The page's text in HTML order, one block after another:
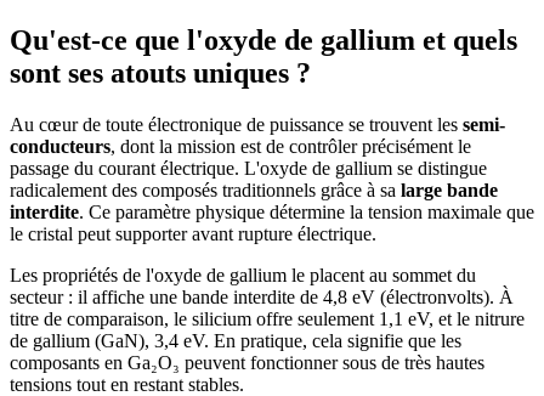
Qu'est-ce que l'oxyde de gallium et quels
sont ses atouts uniques ?
Au cœur de toute électronique de puissance se trouvent les semi-
conducteurs, dont la mission est de contrôler précisément le
passage du courant électrique. L'oxyde de gallium se distingue
radicalement des composés traditionnels grâce à sa large bande
interdite. Ce paramètre physique détermine la tension maximale que
le cristal peut supporter avant rupture électrique.
Les propriétés de l'oxyde de gallium le placent au sommet du
secteur : il affiche une bande interdite de 4,8 eV (électronvolts). À
titre de comparaison, le silicium offre seulement 1,1 eV, et le nitrure
de gallium (GaN), 3,4 eV. En pratique, cela signifie que les
composants en Ga₂O₃ peuvent fonctionner sous de très hautes
tensions tout en restant stables.